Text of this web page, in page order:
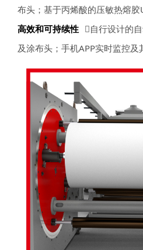
布头；基于丙烯酸的压敏热熔胶
高效和可持续性 自行设计的
及涂布头；手机APP实时监控及